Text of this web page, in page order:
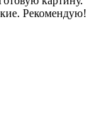
Рекомендую!